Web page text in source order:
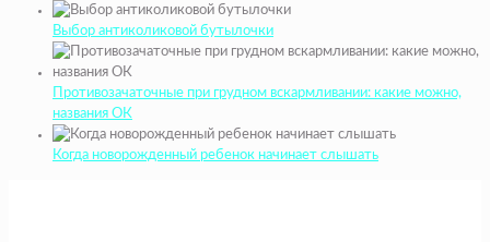
Выбор антиколиковой бутылочки
Противозачаточные при грудном вскармливании: какие можно,
названия ОК
Когда новорожденный ребенок начинает слышать